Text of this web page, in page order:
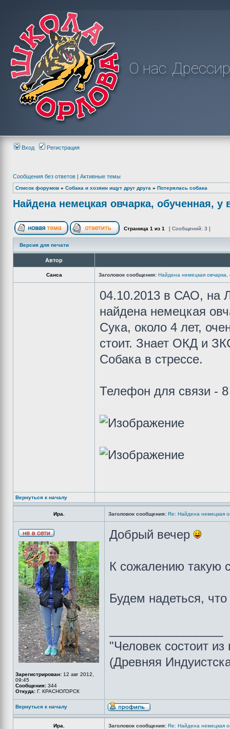
О нас
Вход Регистрация
Сообщения без ответов | Активные темы
Список форумов » Собака и хозяин ищут друг друга » Потерялась собака
Найдена немецкая овчарка, обученная, у
Страница 1 из 1 [ Сообщений: 3 ]
Версия для печати
Автор
Санса Заголовок сообщения: Найдена немецкая овчарка,
04.10.2013 в САО, на
найдена немецкая
Сука, около 4 лет,
стоит. Знает ОКД и
Собака в стрессе.
Телефон для связи -
Вернуться к началу
Ира. Заголовок сообщения: Re: Найдена немецкая
Зарегистрирован: 12 авг 2012,
09:45
Сообщения: 344
Откуда: Г. КРАСНОГОРСК
Добрый вечер
К сожалению такую
Будем надеться,
"Человек состоит
(Древняя
Вернуться к началу
Ира. Заголовок сообщения: Re: Найдена немецкая